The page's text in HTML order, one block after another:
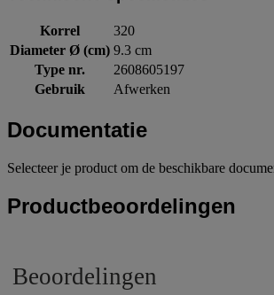
Korrel
320
Diameter Ø (cm) 9.3 cm
Type nr.
2608605197
Gebruik
Afwerken
Documentatie
Selecteer je product om de beschikbare
Productbeoordelingen